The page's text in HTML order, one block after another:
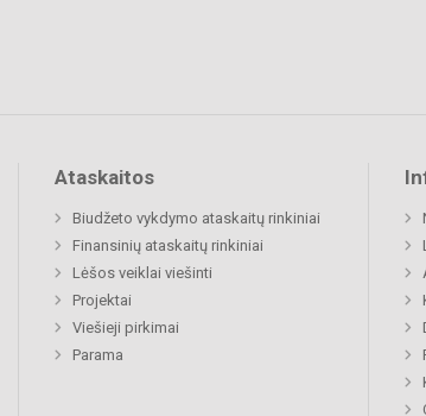
Ataskaitos
Biudžeto vykdymo ataskaitų rinkiniai
Finansinių ataskaitų rinkiniai
Lėšos veiklai viešinti
Projektai
Viešieji pirkimai
Parama